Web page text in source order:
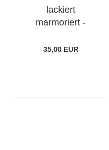
lackiert
marmoriert -
35,00 EUR